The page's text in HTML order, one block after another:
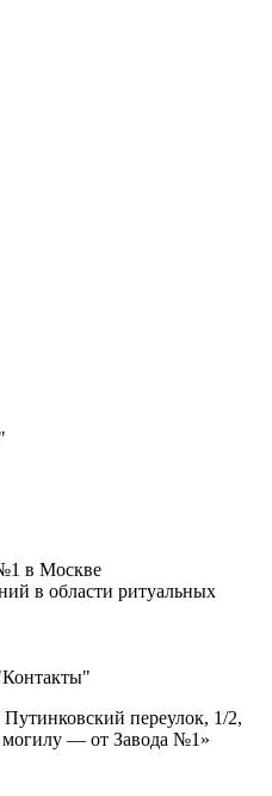
в Москве
в области ритуальных
переулок, 1/2,
могилу — от Завода №1»